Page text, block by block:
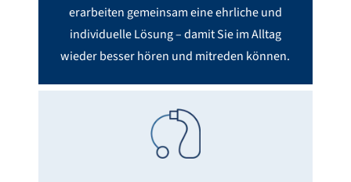
erarbeiten gemeinsam eine ehrliche und
individuelle Lösung – damit Sie im Alltag
wieder besser hören und mitreden können.